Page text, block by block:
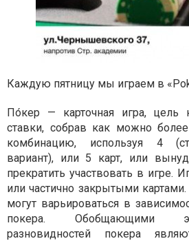
Каждую пятницу мы играем в
По́кер — карточная игра, цель
ставки, собрав как можно
комбинацию, используя 4
вариант), или 5 карт, или
прекратить участвовать в игре.
или частично закрытыми
могут варьироваться в
покера. Обобщающими
разновидностей покера